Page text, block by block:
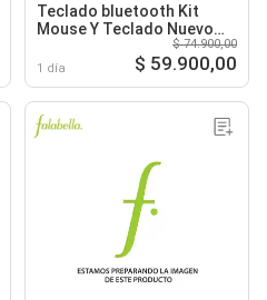
Teclado bluetooth Kit
Mouse Y Teclado Nuevo
1 día
$ 74.900,00
$ 59.900,00